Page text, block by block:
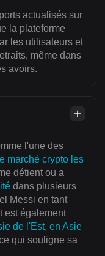
actualisés sur
la plateforme
les utilisateurs et
même dans
avoirs.
l'une des
marché crypto les
détient ou a
dans plusieurs
Messi en tant
est également
de l'Est, en Asie
qui souligne sa